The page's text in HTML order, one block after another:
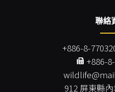
聯絡
+886-8-
+886-
912 屏東縣